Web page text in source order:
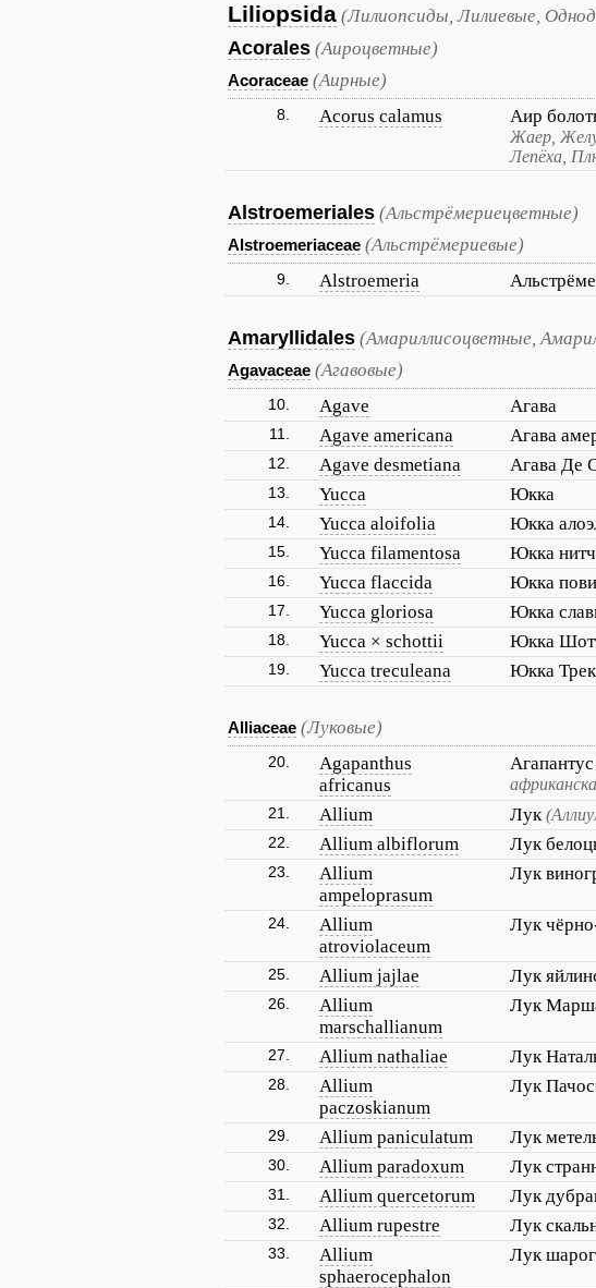
Liliopsida (Лилиопсиды, Лилиевые,
Acorales (Аироцветные)
Acoraceae (Аирные)
8. Acorus calamus Аир
Жаер,
Лепёха,
Alstroemeriales (Альстрёмериецветные)
Alstroemeriaceae (Альстрёмериевые)
9. Alstroemeria
Amaryllidales (Амариллисоцветные,
Agavaceae (Агавовые)
10. Agave Агава
11.
Agave americana Агава
12.
Agave desmetiana Агава Де
13.
Yucca Юкка
14.
Yucca aloifolia Юкка
15.
Yucca filamentosa Юкка
16.
Yucca flaccida Юкка
17.
Yucca gloriosa Юкка
18.
Yucca × schottii Юкка
19.
Yucca treculeana Юкка
Alliaceae (Луковые)
20.
Agapanthus
africanus
21. Allium Лук
22.
Allium albiflorum Лук
23.
Allium
ampeloprasum
Лук
24.
Allium
atroviolaceum
Лук
25. Allium jajlae Лук
26.
Allium
marschallianum
Лук
27. Allium nathaliae Лук
28.
Allium
paczoskianum
Лук
29. Allium paniculatum Лук
30.
Allium paradoxum Лук
31.
Allium quercetorum Лук
32.
Allium rupestre Лук
33.
Allium
sphaerocephalon
Лук